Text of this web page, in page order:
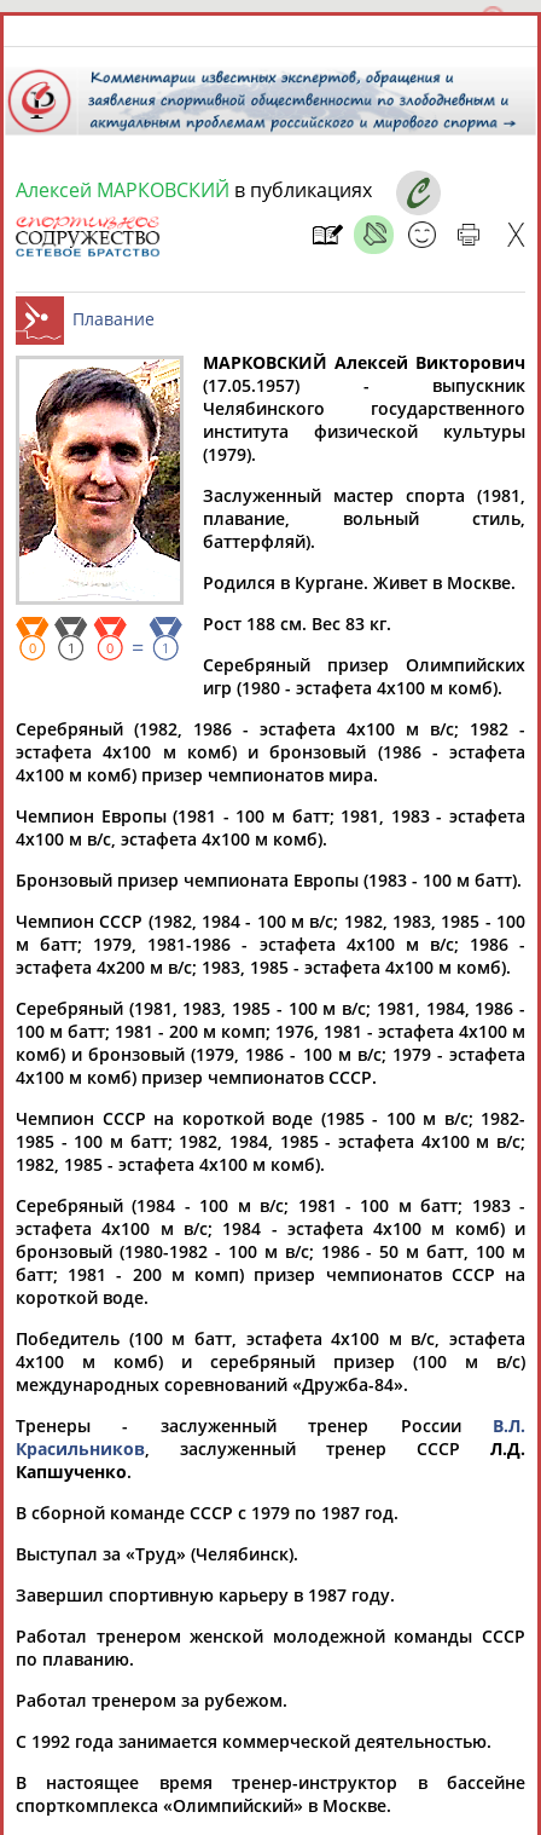
8 августа 2026 года,
СПОРТСМЕНЫ, ТРЕНЕРЫ И СПЕЦИАЛИСТЫ
Найдено: 1персона Расширенный поиск
Алексей
МАРКОВСКИЙ
Ваш запрос: "Алексей МАРКОВСКИЙ"
Документы 1-1 из 1 найденных уникальных документов
Список факелоносцев эстафеты олимпийского огня в
Кургане
...звезда мирового плавания восьмидесятых годов прошлого
Марковский . На выставке "Лица Эстафеты"...
(Проект:Информационное агентство СТАДИОН)
15.12.2013
ЦЕЛИ ПРОЕКТА КОНТАКТЫ НАШИ КНОПКИ РЕКЛАМА
Вопросы сотрудничества и совместной деятельности inform@infosport.ru
Стадион, 1998-2026
Разработка и поддержка ООО НАИТ «Стадион»
Адресов в новостной рассылке: 996
Подпишись
Алексей МАРКОВСКИЙ в публикациях
Плавание
0 1 0 = 1
МАРКОВСКИЙ Алексей Викторович
(17.05.1957) - выпускник
Челябинского государственного
института физической культуры
(1979).
Заслуженный мастер спорта (1981,
плавание, вольный стиль,
баттерфляй).
Родился в Кургане. Живет в Москве.
Рост 188 см. Вес 83 кг.
Серебряный призер Олимпийских
игр (1980 - эстафета 4х100 м комб).
Серебряный (1982, 1986 - эстафета 4х100 м в/с; 1982 -
эстафета 4х100 м комб) и бронзовый (1986 - эстафета
4х100 м комб) призер чемпионатов мира.
Чемпион Европы (1981 - 100 м батт; 1981, 1983 - эстафета
4х100 м в/с, эстафета 4х100 м комб).
Бронзовый призер чемпионата Европы (1983 - 100 м батт).
Чемпион СССР (1982, 1984 - 100 м в/с; 1982, 1983, 1985 - 100
м батт; 1979, 1981-1986 - эстафета 4х100 м в/с; 1986 -
эстафета 4х200 м в/с; 1983, 1985 - эстафета 4х100 м комб).
Серебряный (1981, 1983, 1985 - 100 м в/с; 1981, 1984, 1986 -
100 м батт; 1981 - 200 м комп; 1976, 1981 - эстафета 4х100 м
комб) и бронзовый (1979, 1986 - 100 м в/с; 1979 - эстафета
4х100 м комб) призер чемпионатов СССР.
Чемпион СССР на короткой воде (1985 - 100 м в/с; 1982-
1985 - 100 м батт; 1982, 1984, 1985 - эстафета 4х100 м в/с;
1982, 1985 - эстафета 4х100 м комб).
Серебряный (1984 - 100 м в/с; 1981 - 100 м батт; 1983 -
эстафета 4х100 м в/с; 1984 - эстафета 4х100 м комб) и
бронзовый (1980-1982 - 100 м в/с; 1986 - 50 м батт, 100 м
батт; 1981 - 200 м комп) призер чемпионатов СССР на
короткой воде.
Победитель (100 м батт, эстафета 4х100 м в/с, эстафета
4х100 м комб) и серебряный призер (100 м в/с)
международных соревнований «Дружба-84».
Тренеры - заслуженный тренер России В.Л.
Красильников, заслуженный тренер СССР Л.Д.
Капшученко.
В сборной команде СССР с 1979 по 1987 год.
Выступал за «Труд» (Челябинск).
Завершил спортивную карьеру в 1987 году.
Работал тренером женской молодежной команды СССР
по плаванию.
Работал тренером за рубежом.
С 1992 года занимается коммерческой деятельностью.
В настоящее время тренер-инструктор в бассейне
спорткомплекса «Олимпийский» в Москве.